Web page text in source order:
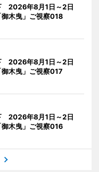
2026年8月1日～2日
木曳」ご視察018
2026年8月1日～2日
木曳」ご視察017
2026年8月1日～2日
木曳」ご視察016